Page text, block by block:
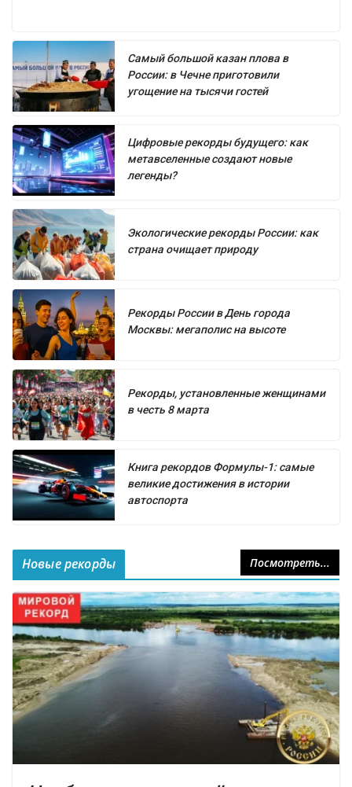
Самый большой казан плова в
России: в Чечне приготовили
угощение на тысячи гостей
Цифровые рекорды будущего: как
метавселенные создают новые
легенды?
Экологические рекорды России: как
страна очищает природу
Рекорды России в День города
Москвы: мегаполис на высоте
Рекорды, установленные женщинами
в честь 8 марта
Книга рекордов Формулы-1: самые
великие достижения в истории
автоспорта
Новые рекорды Посмотреть...